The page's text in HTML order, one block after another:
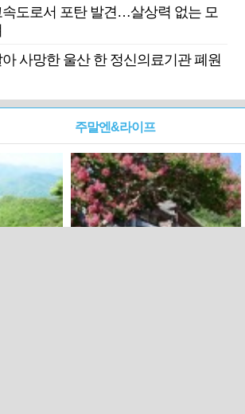
도로서 포탄 발견…살상력 없는 모
사망한 울산 한 정신의료기관 폐원
주말엔&라이프